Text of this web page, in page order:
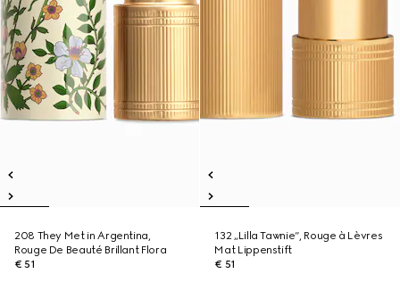
208 They Met in Argentina,
Rouge De Beauté Brillant Flora
€ 51
132 „Lilla Tawnie“, Rouge à Lèvres
Mat Lippenstift
€ 51